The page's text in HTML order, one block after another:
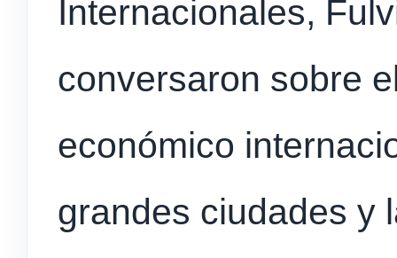
Internacionales,
conversaron sobre
económico
grandes ciudades y